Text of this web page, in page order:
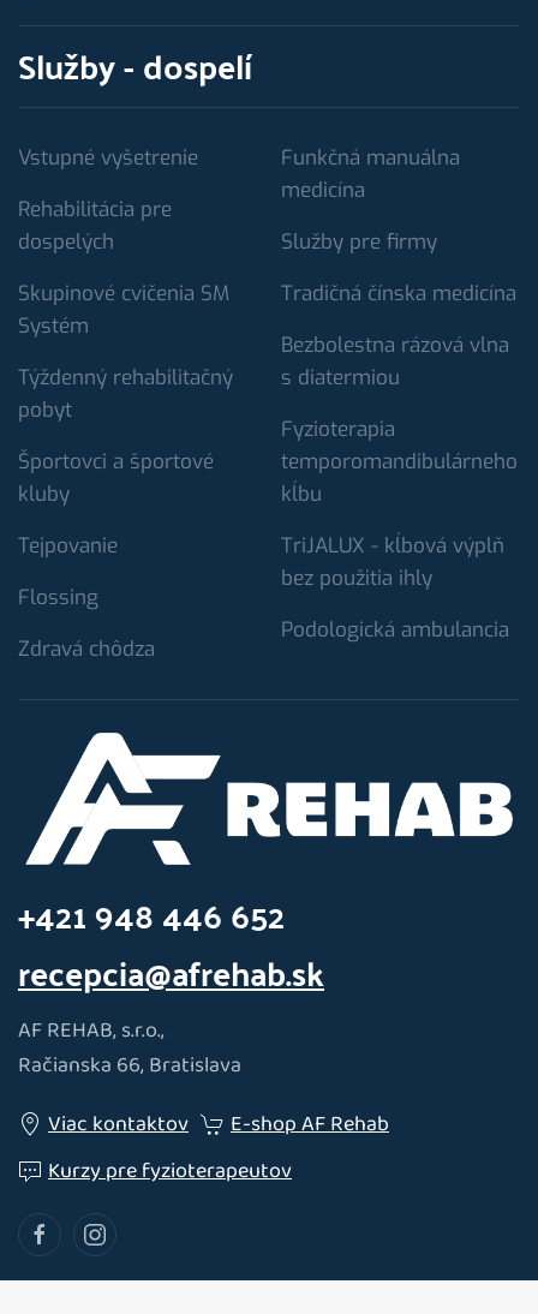
Služby - dospelí
Vstupné vyšetrenie
Rehabilitácia pre
dospelých
Skupinové cvičenia SM
Systém
Týždenný rehabilitačný
pobyt
Športovci a športové
kluby
Tejpovanie
Flossing
Zdravá chôdza
Funkčná manuálna
medicína
Služby pre firmy
Tradičná čínska medicína
Bezbolestna rázová vlna
s diatermiou
Fyzioterapia
temporomandibulárneho
kĺbu
TriJALUX - kĺbová výplň
bez použitia ihly
Podologická ambulancia
+421 948 446 652
recepcia@afrehab.sk
AF REHAB, s.r.o.,
Račianska 66, Bratislava
Viac kontaktov
E-shop AF Rehab
Kurzy pre fyzioterapeutov